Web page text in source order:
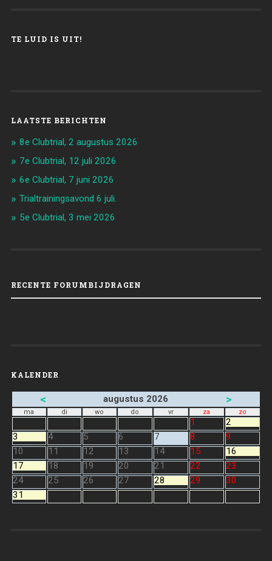
TE LUID IS UIT!
LAATSTE BERICHTEN
8e Clubtrial, 2 augustus 2026
7e Clubtrial, 12 juli 2026
6e Clubtrial, 7 juni 2026
Trialtrainingsavond 6 juli.
5e Clubtrial, 3 mei 2026
RECENTE FORUMBIJDRAGEN
KALENDER
< augustus 2026 >
ma di wo do vr za zo
1
2
3
4 5 6 7 8
9
10
11 12 13 14 15
16
17
18 19 20 21 22
23
24
25 26 27 28 29
30
31